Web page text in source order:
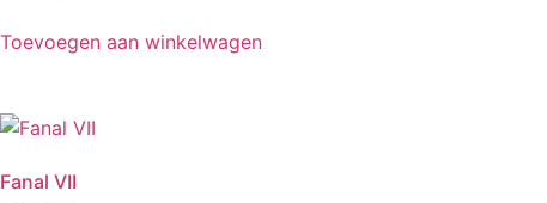
Toevoegen aan winkelwagen
Fanal VII